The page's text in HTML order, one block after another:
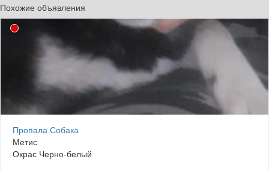
Похожие объявления
Пропала Собака
Метис
Окрас Черно-белый